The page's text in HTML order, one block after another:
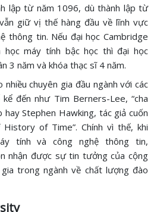
lập từ năm 1096, dù thành lập từ
giữ vị thế hàng đầu về lĩnh vực
thông tin. Nếu đại học Cambridge
học máy tính bậc học thì đại học
3 năm và khóa thạc sĩ 4 năm.
chuyên gia đầu ngành với các
đến như Tim Berners-Lee, “cha
hay Stephen Hawking, tác giả cuốn
of Time”. Chính vì thế, khi
tính và công nghệ thông tin,
nhận được sự tin tưởng của cộng
trong ngành về chất lượng đào